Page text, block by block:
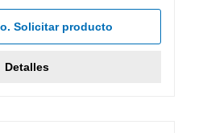
Solicitar producto
Detalles